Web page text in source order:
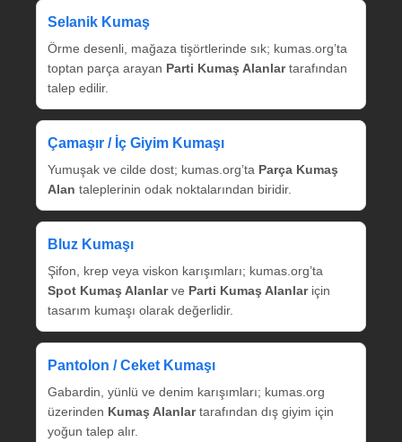
Selanik Kumaş
Örme desenli, mağaza tişörtlerinde sık; kumas.org’ta
toptan parça arayan Parti Kumaş Alanlartarafından
talep edilir.
Çamaşır / İç Giyim Kumaşı
Yumuşak ve cilde dost; kumas.org’ta Parça Kumaş
Alan taleplerinin odak noktalarından biridir.
Bluz Kumaşı
Şifon, krep veya viskon karışımları; kumas.org’ta
Spot Kumaş Alanlarve Parti Kumaş Alanlariçin
tasarım kumaşı olarak değerlidir.
Pantolon / Ceket Kumaşı
Gabardin, yünlü ve denim karışımları; kumas.org
üzerinden Kumaş Alanlartarafından dış giyim için
yoğun talep alır.